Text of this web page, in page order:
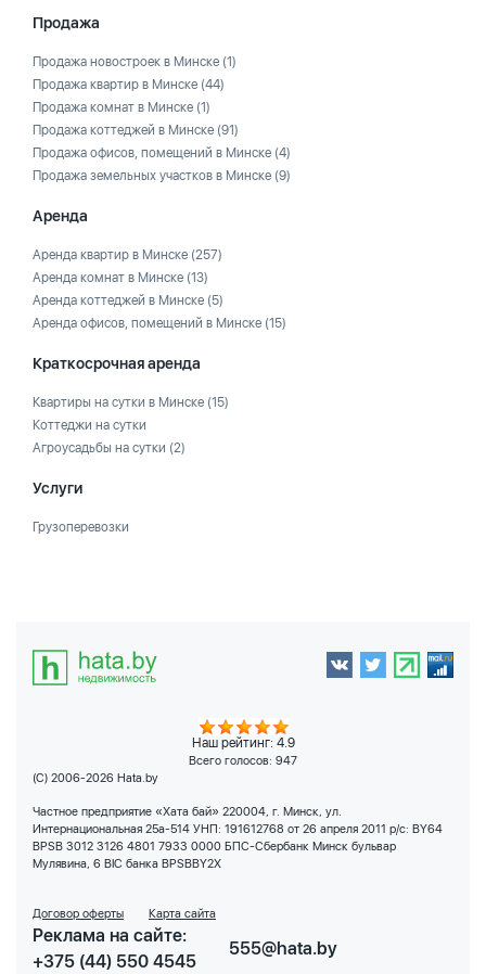
Продажа
Продажа новостроек в Минске (1)
Продажа квартир в Минске (44)
Продажа комнат в Минске (1)
Продажа коттеджей в Минске (91)
Продажа офисов, помещений в Минске (4)
Продажа земельных участков в Минске (9)
Аренда
Аренда квартир в Минске (257)
Аренда комнат в Минске (13)
Аренда коттеджей в Минске (5)
Аренда офисов, помещений в Минске (15)
Краткосрочная аренда
Квартиры на сутки в Минске (15)
Коттеджи на сутки
Агроусадьбы на сутки (2)
Услуги
Грузоперевозки
Наш рейтинг: 4.9
Всего голосов: 947
(C) 2006-2026 Hata.by
Частное предприятие «Хата бай» 220004, г. Минск, ул.
Интернациональная 25а-514 УНП: 191612768 от 26 апреля 2011 р/с: BY64
BPSB 3012 3126 4801 7933 0000 БПС-Сбербанк Минск бульвар
Мулявина, 6 BIC банка BPSBBY2X
Договор оферты Карта сайта
Реклама на сайте:
+375 (44) 550 4545
555@hata.by